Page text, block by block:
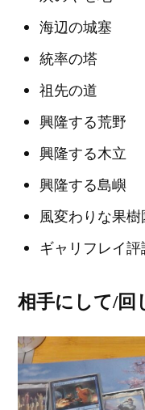
海辺の城塞
統率の塔
祖先の道
興隆する荒野
興隆する木立
興隆する島嶼
風変わりな果樹
ギャリフレイ評
相手にして/回